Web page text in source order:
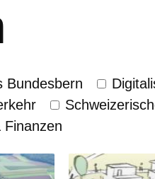
Bundesbern